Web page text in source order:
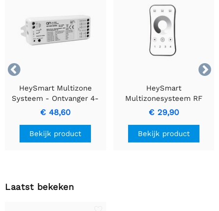


HeySmart Multizone
Systeem - Ontvanger 4-
kanaals LED-controller
€ 48,60
Bekijk product
HeySmart
Multizonesysteem RF
LED-afstandsbediening
€ 29,90
Bekijk product
Laatst bekeken